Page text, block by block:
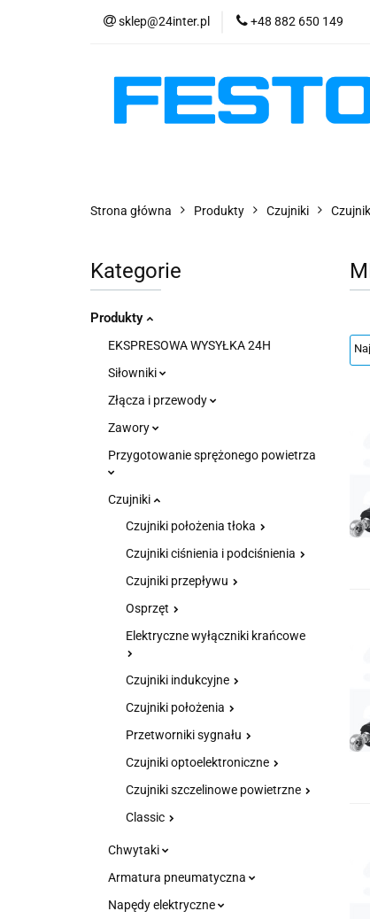
sklep@24inter.pl +48 882 650 149
PRODUKTY
AKTUALNOŚCI
Strona główna Produkty Czujniki
Kategorie
Produkty
EKSPRESOWA WYSYŁKA 24H
Siłowniki
Złącza i przewody
Zawory
Przygotowanie sprężonego powietrza
Czujniki
Czujniki położenia tłoka
Czujniki ciśnienia i podciśnienia
Czujniki przepływu
Osprzęt
Elektryczne wyłączniki krańcowe
Czujniki indukcyjne
Czujniki położenia
Przetworniki sygnału
Czujniki optoelektroniczne
Czujniki szczelinowe powietrzne
Classic
Chwytaki
Armatura pneumatyczna
Napędy elektryczne